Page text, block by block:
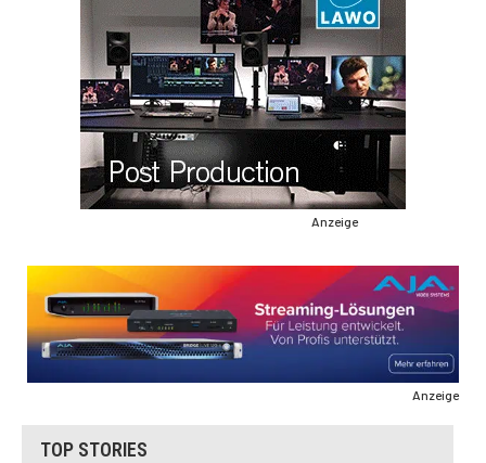
Anzeige
Anzeige
TOP STORIES